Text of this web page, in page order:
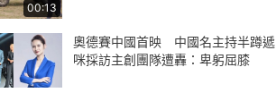
00:13
奧德賽中國首映 中國名主持半蹲遞
咪採訪主創團隊遭轟：卑躬屈膝